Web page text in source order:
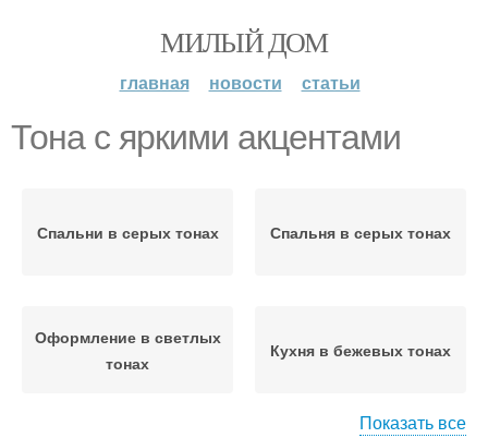
МИЛЫЙ ДОМ
главная новости статьи
Тона с яркими акцентами
Спальни в серых тонах Спальня в серых тонах
Оформление в светлых
тонах
Кухня в бежевых тонах
Показать все